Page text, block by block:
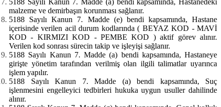
5188 Sayılı Kanun 7. Madde (a) bendi kapsamında, Hastanedeki
malzeme ve demirbaşın korunması sağlanır.
5188 Sayılı Kanun 7. Madde (e) bendi kapsamında, Hastane
içerisinde verilen acil durum kodlarında ( BEYAZ KOD - MAVİ
KOD - KIRMIZI KOD - PEMBE KOD ) aktif görev alınır.
Verilen kod sonrası sürecin takip ve işleyişi sağlanır.
5188 Sayılı Kanun 7. Madde (a) bendi kapsamında, Hastaneye
girişte yönetim tarafından verilmiş olan ilgili talimatlar uyarınca
işlem yapılır.
5188 Sayılı Kanun 7. Madde (a) bendi kapsamında, Suç
işlenmesini engelleyici tedbirleri hukuka uygun usuller dahilinde
alınır.